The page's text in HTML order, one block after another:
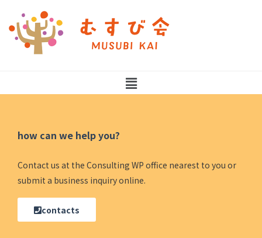
how can we help you?
Contact us at the Consulting WP office nearest to you or
submit a business inquiry online.
contacts